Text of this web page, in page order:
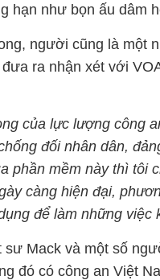
hạn như bọn ấu dâm
người cũng là một
ra nhận xét với
của lực lượng công
đối nhân dân,
phần mềm này thì tôi
càng hiện đại,
để làm những việc
Mack và một số
đó có công an Việt